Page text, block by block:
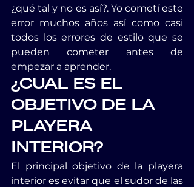
¿qué tal y no es así?. Yo cometí este
error muchos años así como casi
todos los errores de estilo que se
pueden cometer antes de
empezar a aprender.
¿CUAL ES EL
OBJETIVO DE LA
PLAYERA
INTERIOR?
El principal objetivo de la playera
interior es evitar que el sudor de las